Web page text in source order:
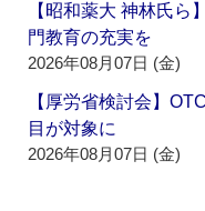
【昭和薬大 神林氏ら
門教育の充実を
2026年08月07日 (金)
【厚労省検討会】
目が対象に
2026年08月07日 (金)